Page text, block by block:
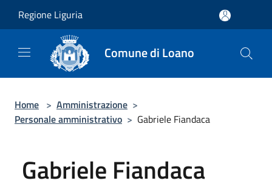
Regione Liguria
Comune di Loano
Home > Amministrazione >
Personale amministrativo > Gabriele Fiandaca
Gabriele Fiandaca